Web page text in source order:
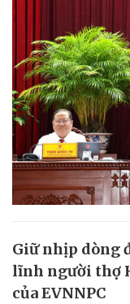
Giữ nhịp dòng
lĩnh người thợ
của EVNNPC